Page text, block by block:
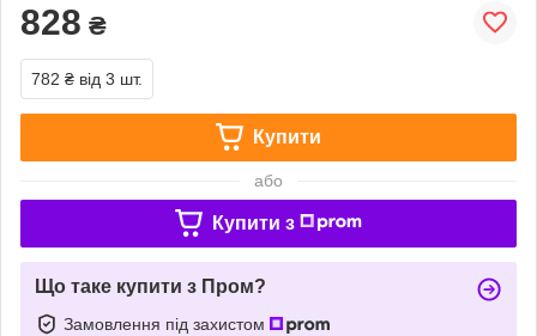
828 ₴
782 ₴ від 3 шт.
Купити
або
Купити з
Що таке купити з Пром?
Замовлення під захистом